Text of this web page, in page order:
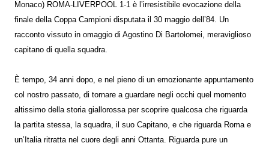
Monaco) ROMA-LIVERPOOL 1-1 è l’irresistibile evocazione della
finale della Coppa Campioni disputata il 30 maggio dell’84. Un
racconto vissuto in omaggio di Agostino Di Bartolomei, meraviglioso
capitano di quella squadra.
È tempo, 34 anni dopo, e nel pieno di un emozionante appuntamento
col nostro passato, di tornare a guardare negli occhi quel momento
altissimo della storia giallorossa per scoprire qualcosa che riguarda
la partita stessa, la squadra, il suo Capitano, e che riguarda Roma e
un’Italia ritratta nel cuore degli anni Ottanta. Riguarda pure un